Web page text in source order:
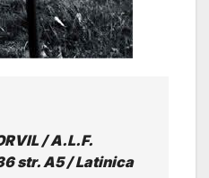
/ A.L.F.
str. A5 / Latinica